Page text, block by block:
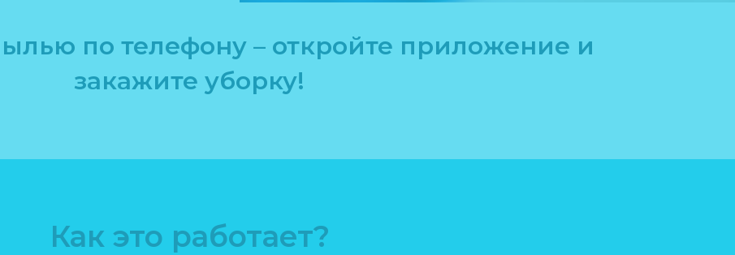
по телефону – откройте приложение и
закажите уборку!
Как это работает?